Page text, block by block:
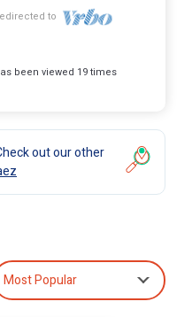
to
been viewed 19 times
out our other
Most Popular